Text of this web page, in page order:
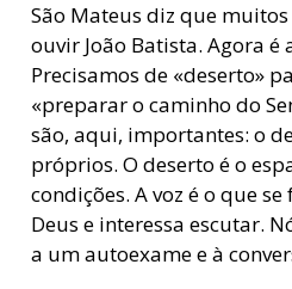
São Mateus diz que
ouvir João Batista. Agora é
Precisamos de «deserto»
«preparar o caminho do
são, aqui, importantes: o
próprios. O deserto é o
condições. A voz é o que
Deus e interessa escutar.
a um autoexame e à